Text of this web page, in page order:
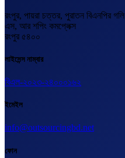
রংপুর, পায়রা চত্তর, পুরাতন বিএনপির গলি
এস, আর শপিং কমপ্লেক্স
রংপুর ৫৪০০
লাইসেন্স নাম্বার
বিএল-২০২৩-২৪০০০১৬২
ইমেইল
info@outsourcingbd.net
ফোন